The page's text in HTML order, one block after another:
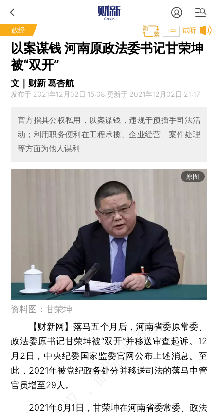
政经 试听
T中
以案谋钱 河南原政法委书记甘荣坤
被“双开”
文｜财新 葛杏航
发布于 2021年12月02日 15:08 更新于 2021年12月02日 21:17
官方指其公权私用，以案谋钱，违规干预插手司法活
动；利用职务便利在工程承揽、企业经营、案件处理
等方面为他人谋利
原图
资料图：甘荣坤
【财新网】 落马五个月后，河南省委原常委、
政法委原书记甘荣坤被“双开”并移送审查起诉。12
月2日，中央纪委国家监委官网公布上述消息。至
此，2021年被党纪政务处分并移送司法的落马中管
官员增至29人。
2021年6月1日，甘荣坤在河南省委常委、政法